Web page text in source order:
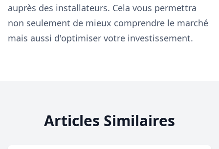
auprès des installateurs. Cela vous permettra
non seulement de mieux comprendre le marché
mais aussi d'optimiser votre investissement.
Articles Similaires